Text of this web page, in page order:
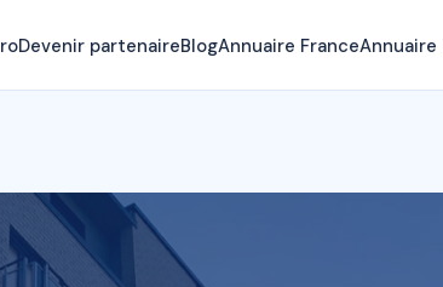
Devenir partenaireBlogAnnuaire FranceAnnuaire